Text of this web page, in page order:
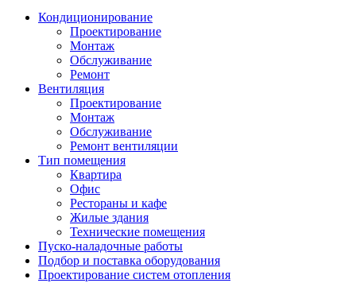
Кондиционирование
Проектирование
Монтаж
Обслуживание
Ремонт
Вентиляция
Проектирование
Монтаж
Обслуживание
Ремонт вентиляции
Тип помещения
Квартира
Офис
Рестораны и кафе
Жилые здания
Технические помещения
Пуско-наладочные работы
Подбор и поставка оборудования
Проектирование систем отопления